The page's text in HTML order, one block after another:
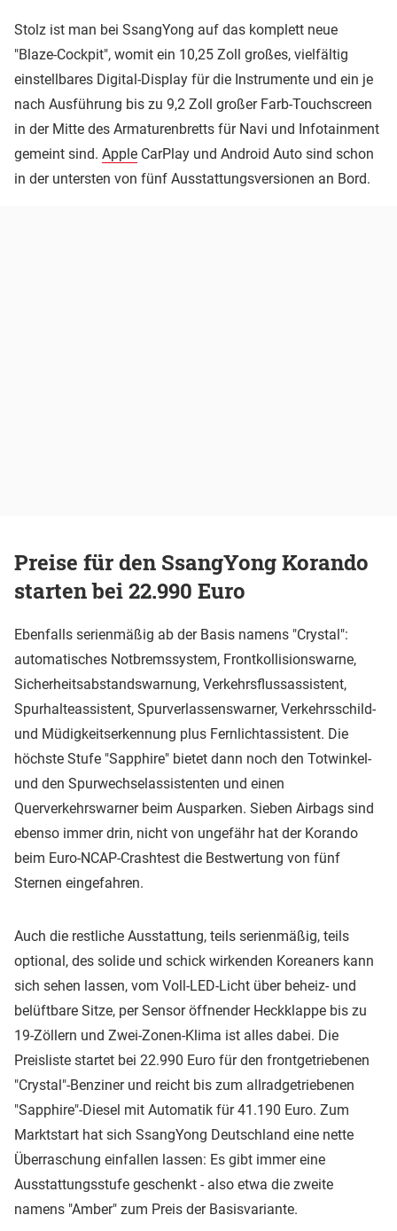
Stolz ist man bei SsangYong auf das komplett neue
"Blaze-Cockpit", womit ein 10,25 Zoll großes, vielfältig
einstellbares Digital-Display für die Instrumente und ein je
nach Ausführung bis zu 9,2 Zoll großer Farb-Touchscreen
in der Mitte des Armaturenbretts für Navi und Infotainment
gemeint sind. Apple CarPlay und Android Auto sind schon
in der untersten von fünf Ausstattungsversionen an Bord.
Preise für den SsangYong Korando
starten bei 22.990 Euro
Ebenfalls serienmäßig ab der Basis namens "Crystal":
automatisches Notbremssystem, Frontkollisionswarne,
Sicherheitsabstandswarnung, Verkehrsflussassistent,
Spurhalteassistent, Spurverlassenswarner, Verkehrsschild-
und Müdigkeitserkennung plus Fernlichtassistent. Die
höchste Stufe "Sapphire" bietet dann noch den Totwinkel-
und den Spurwechselassistenten und einen
Querverkehrswarner beim Ausparken. Sieben Airbags sind
ebenso immer drin, nicht von ungefähr hat der Korando
beim Euro-NCAP-Crashtest die Bestwertung von fünf
Sternen eingefahren.
Auch die restliche Ausstattung, teils serienmäßig, teils
optional, des solide und schick wirkenden Koreaners kann
sich sehen lassen, vom Voll-LED-Licht über beheiz- und
belüftbare Sitze, per Sensor öffnender Heckklappe bis zu
19-Zöllern und Zwei-Zonen-Klima ist alles dabei. Die
Preisliste startet bei 22.990 Euro für den frontgetriebenen
"Crystal"-Benziner und reicht bis zum allradgetriebenen
"Sapphire"-Diesel mit Automatik für 41.190 Euro. Zum
Marktstart hat sich SsangYong Deutschland eine nette
Überraschung einfallen lassen: Es gibt immer eine
Ausstattungsstufe geschenkt - also etwa die zweite
namens "Amber" zum Preis der Basisvariante.